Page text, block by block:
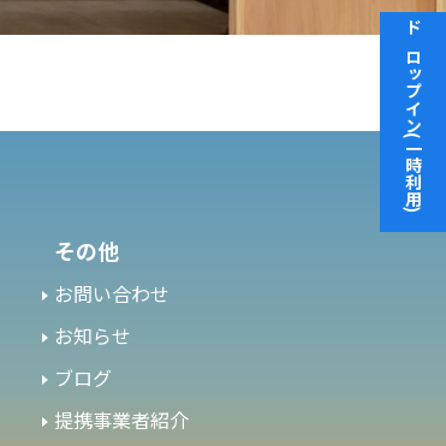
その他
お問い合わせ
お知らせ
ブログ
提携事業者紹介
ドロップイン(一時利用)